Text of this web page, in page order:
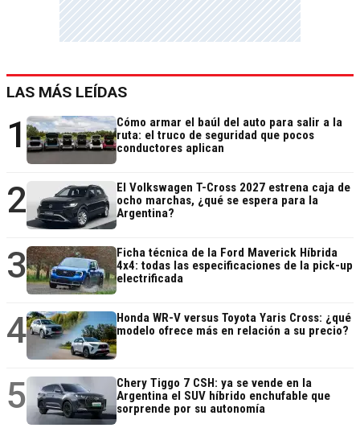
LAS MÁS LEÍDAS
1
Cómo armar el baúl del auto para salir a la
ruta: el truco de seguridad que pocos
conductores aplican
2
El Volkswagen T-Cross 2027 estrena caja de
ocho marchas, ¿qué se espera para la
Argentina?
3
Ficha técnica de la Ford Maverick Híbrida
4x4: todas las especificaciones de la pick-up
electrificada
4
Honda WR-V versus Toyota Yaris Cross: ¿qué
modelo ofrece más en relación a su precio?
5
Chery Tiggo 7 CSH: ya se vende en la
Argentina el SUV híbrido enchufable que
sorprende por su autonomía